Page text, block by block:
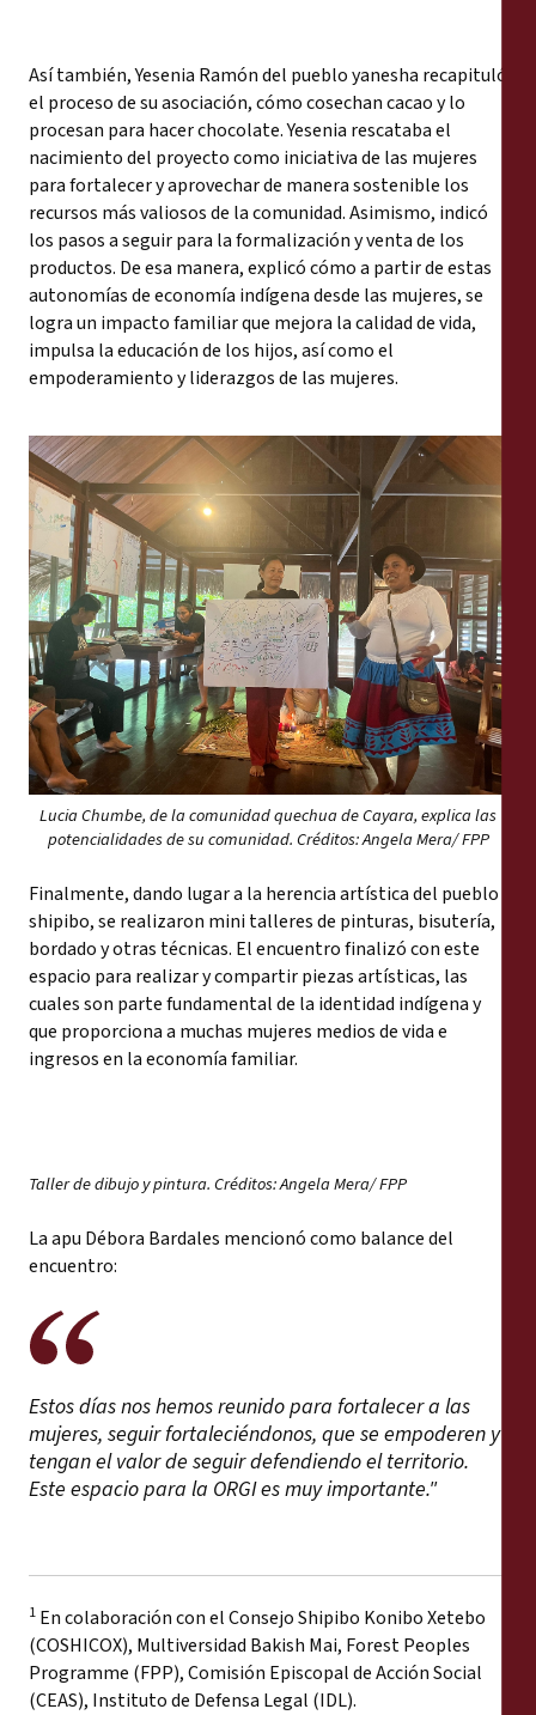
Así también, Yesenia Ramón del pueblo yanesha recapituló
el proceso de su asociación, cómo cosechan cacao y lo
procesan para hacer chocolate. Yesenia rescataba el
nacimiento del proyecto como iniciativa de las mujeres
para fortalecer y aprovechar de manera sostenible los
recursos más valiosos de la comunidad. Asimismo, indicó
los pasos a seguir para la formalización y venta de los
productos. De esa manera, explicó cómo a partir de estas
autonomías de economía indígena desde las mujeres, se
logra un impacto familiar que mejora la calidad de vida,
impulsa la educación de los hijos, así como el
empoderamiento y liderazgos de las mujeres.
Lucia Chumbe, de la comunidad quechua de Cayara, explica las
potencialidades de su comunidad. Créditos: Angela Mera/ FPP
Finalmente, dando lugar a la herencia artística del pueblo
shipibo, se realizaron mini talleres de pinturas, bisutería,
bordado y otras técnicas. El encuentro finalizó con este
espacio para realizar y compartir piezas artísticas, las
cuales son parte fundamental de la identidad indígena y
que proporciona a muchas mujeres medios de vida e
ingresos en la economía familiar.
Taller de dibujo y pintura. Créditos: Angela Mera/ FPP
La apu Débora Bardales mencionó como balance del
encuentro:
Estos días nos hemos reunido para fortalecer a las
mujeres, seguir fortaleciéndonos, que se empoderen y
tengan el valor de seguir defendiendo el territorio.
Este espacio para la ORGI es muy importante."
1 En colaboración con el Consejo Shipibo Konibo Xetebo
(COSHICOX), Multiversidad Bakish Mai, Forest Peoples
Programme (FPP), Comisión Episcopal de Acción Social
(CEAS), Instituto de Defensa Legal (IDL).